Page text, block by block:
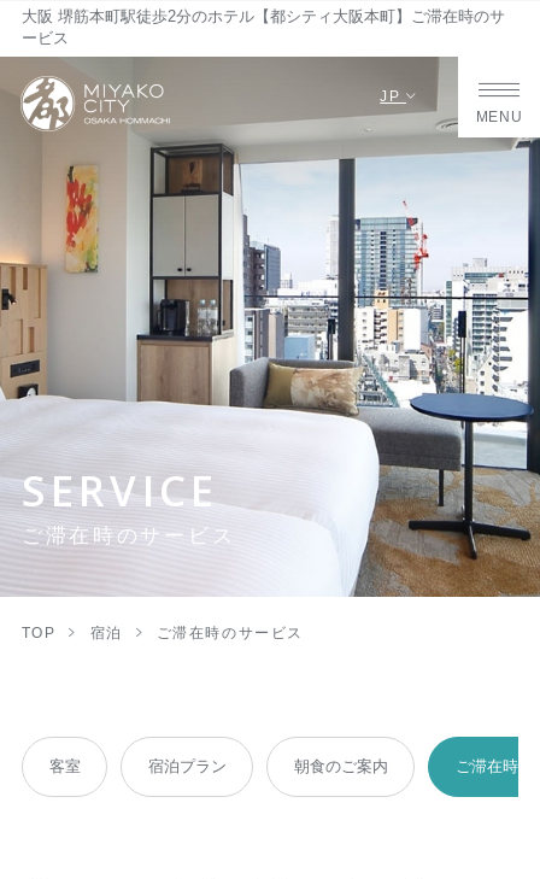
大阪 堺筋本町駅徒歩2分のホテル【都シティ大阪本町】ご滞在時のサ
ービス
JP
MENU
SERVICE
ご滞在時のサービス
TOP 宿泊 ご滞在時のサービス
客室 宿泊プラン 朝食のご案内 ご滞在時の